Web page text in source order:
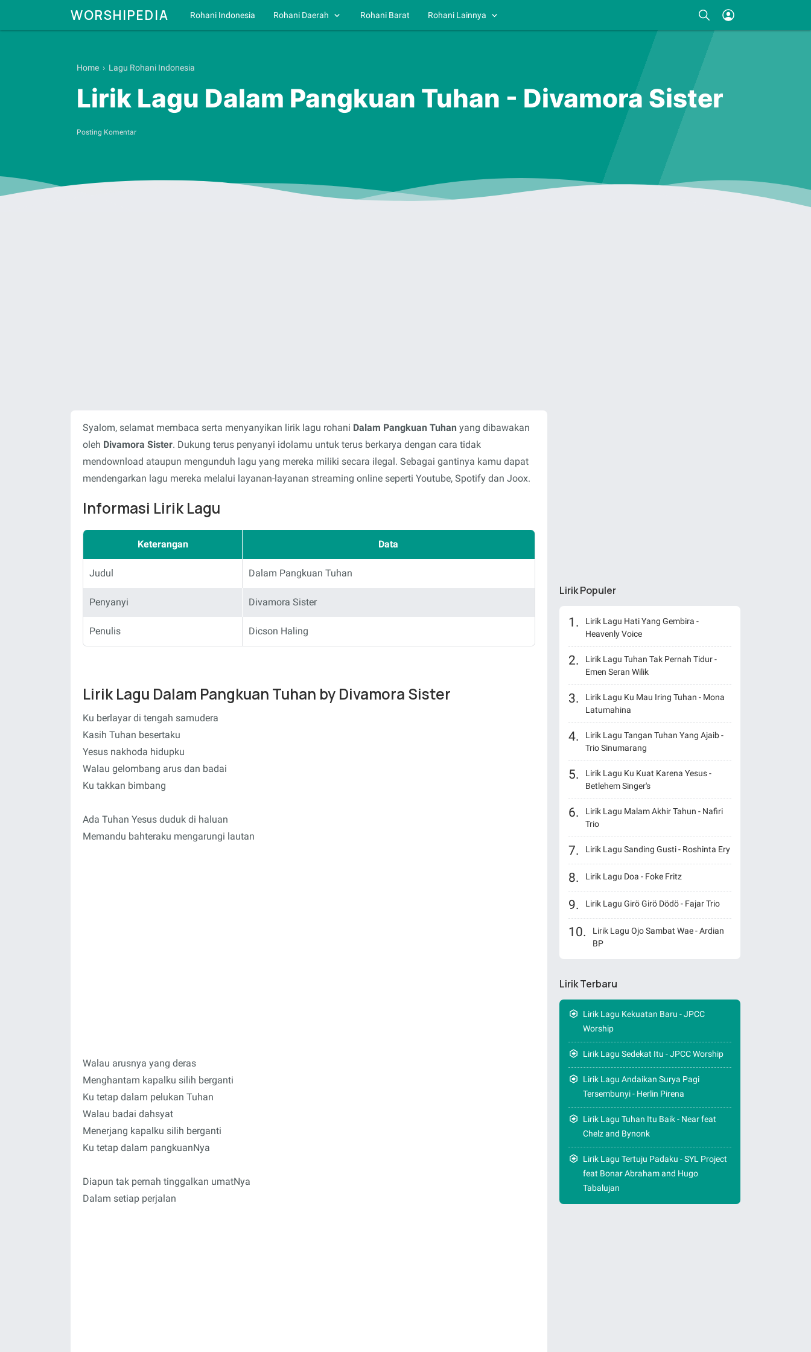
WORSHIPEDIA Rohani Indonesia Rohani Daerah Rohani Barat Rohani Lainnya
Home › Lagu Rohani Indonesia
Lirik Lagu Dalam Pangkuan Tuhan - Divamora Sister
Posting Komentar
Syalom, selamat membaca serta menyanyikan lirik lagu rohani Dalam Pangkuan Tuhan yang dibawakan
oleh Divamora Sister. Dukung terus penyanyi idolamu untuk terus berkarya dengan cara tidak
mendownload ataupun mengunduh lagu yang mereka miliki secara ilegal. Sebagai gantinya kamu dapat
mendengarkan lagu mereka melalui layanan-layanan streaming online seperti Youtube, Spotify dan Joox.
Informasi Lirik Lagu
Keterangan Data
Judul Dalam Pangkuan Tuhan
Penyanyi Divamora Sister
Penulis Dicson Haling
Lirik Lagu Dalam Pangkuan Tuhan by Divamora Sister
Ku berlayar di tengah samudera
Kasih Tuhan besertaku
Yesus nakhoda hidupku
Walau gelombang arus dan badai
Ku takkan bimbang
Ada Tuhan Yesus duduk di haluan
Memandu bahteraku mengarungi lautan
Walau arusnya yang deras
Menghantam kapalku silih berganti
Ku tetap dalam pelukan Tuhan
Walau badai dahsyat
Menerjang kapalku silih berganti
Ku tetap dalam pangkuanNya
Diapun tak pernah tinggalkan umatNya
Dalam setiap perjalan
Lirik Populer
Lirik Lagu Hati Yang Gembira -
Heavenly Voice
Lirik Lagu Tuhan Tak Pernah Tidur -
Emen Seran Wilik
Lirik Lagu Ku Mau Iring Tuhan - Mona
Latumahina
Lirik Lagu Tangan Tuhan Yang Ajaib -
Trio Sinumarang
Lirik Lagu Ku Kuat Karena Yesus -
Betlehem Singer's
Lirik Lagu Malam Akhir Tahun - Nafiri
Trio
Lirik Lagu Sanding Gusti - Roshinta Ery
Lirik Lagu Doa - Foke Fritz
Lirik Lagu Girö Girö Dödö - Fajar Trio
Lirik Lagu Ojo Sambat Wae - Ardian
BP
Lirik Terbaru
Lirik Lagu Kekuatan Baru - JPCC
Worship
Lirik Lagu Sedekat Itu - JPCC Worship
Lirik Lagu Andaikan Surya Pagi
Tersembunyi - Herlin Pirena
Lirik Lagu Tuhan Itu Baik - Near feat
Chelz and Bynonk
Lirik Lagu Tertuju Padaku - SYL Project
feat Bonar Abraham and Hugo
Tabalujan